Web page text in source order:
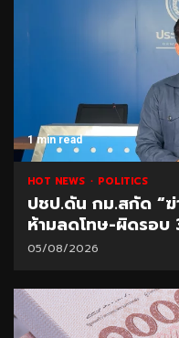
1 min read
HOT NEWS POLITICS
ปชป.ดัน กม.สกัด “
ห้ามลดโทษ-ผิดรอ
05/08/2026